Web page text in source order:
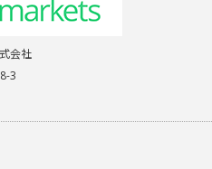
会社
3